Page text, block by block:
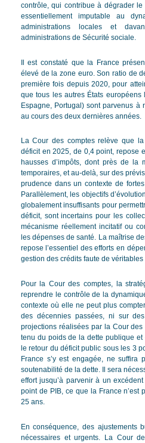
contrôle, qui contribue à dégrader
essentiellement imputable au
administrations locales et
administrations de Sécurité sociale.
Il est constaté que la France
élevé de la zone euro. Son ratio de
première fois depuis 2020, pour
que tous les autres États européens
Espagne, Portugal) sont parvenus à
au cours des deux dernières années.
La Cour des comptes relève que
déficit en 2025, de 0,4 point, repose
hausses d’impôts, dont près de la
temporaires, et au-delà, sur des
prudence dans un contexte de
Parallèlement, les objectifs
globalement insuffisants pour
déficit, sont incertains pour les
mécanisme réellement incitatif ou
les dépenses de santé. La maîtrise
repose l’essentiel des efforts en
gestion des crédits faute de
Pour la Cour des comptes, la
reprendre le contrôle de la
contexte où elle ne peut plus
des décennies passées, ni sur
projections réalisées par la Cour
tenu du poids de la dette publique et
le retour du déficit public sous les 3
France s’y est engagée, ne
soutenabilité de la dette. Il sera
effort jusqu’à parvenir à un
point de PIB, ce que la France n’est
25 ans.
En conséquence, des ajustements
nécessaires et urgents. La Cour